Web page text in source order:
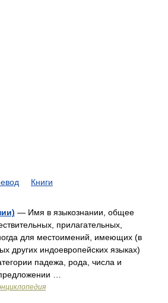
Книги
— Имя в языкознании, общее
прилагательных,
для местоимений, имеющих (в
других индоевропейских языках)
падежа, рода, числа и
…